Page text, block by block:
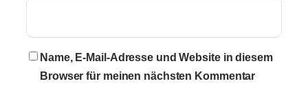
Name, E-Mail-Adresse und Website in diesem
Browser für meinen nächsten Kommentar